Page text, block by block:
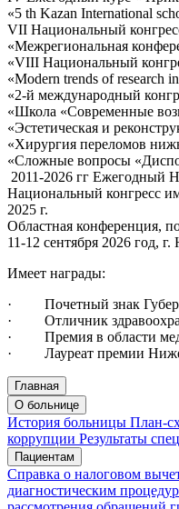
«5 th Kazan International
VII Национальный
«Межрегиональная
«VIII Национальный
«Modern trends of research
«2-й международный
«Школа «Современные
«Эстетическая и
«Хирургия переломов
«Сложные вопросы
2011-2026 гг Ежегодный
Национальный конгресс
2025 г.
Областная конференция,
11-12 сентября 2026 год,
Имеет награды:
· Почетный знак
· Отличник
· Премия в области
· Лауреат премии
Запись на приём
Подтвердить запись
Запись подтверждена
Мои записи
Главная
О больнице
История больницы План-
коррупции Результаты
Пациентам
Справка о налоговом
диагностическим